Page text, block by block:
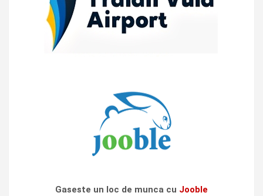
Gaseste un loc de munca cu Jooble